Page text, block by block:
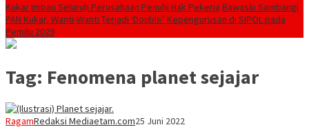
Kukar Imbau Seluruh Perusahaan Penuhi Hak Pekerja Bawaslu Sambangi
PAN Kukar, Wanti-Wanti Terjadi ‘Double’ Kepengurusan di SIPOL pada
Pemilu 2029
Tag: Fenomena planet sejajar
RagamRedaksi Mediaetam.com25 Juni 2022